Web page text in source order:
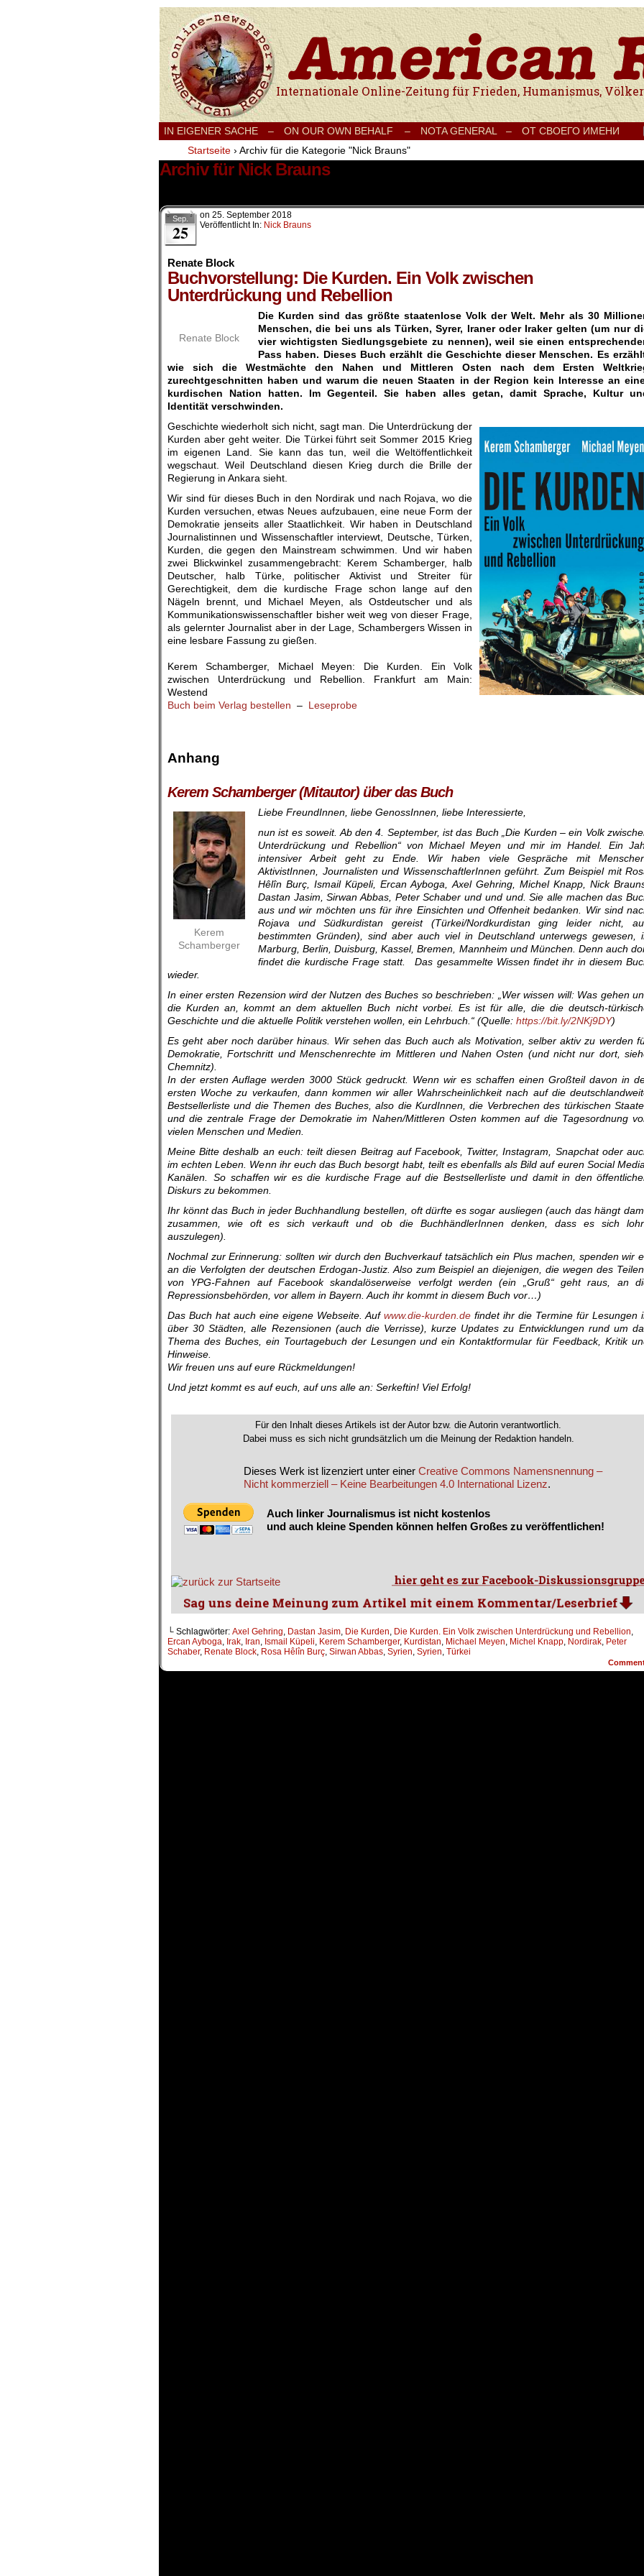
Internationale Onlinezeitung für Frieden, Humanismus, Völkerverständigung und
IN EIGENER SACHE – ON OUR OWN BEHALF – NOTA GENERAL –
ОТ СВОЕГО ИМЕНИ
Startseite › Archiv für die Kategorie "Nick Brauns"
Archiv für Nick Brauns
Sep.
25
on 25. September 2018
Veröffentlicht In: Nick Brauns
Renate Block
Buchvorstellung: Die Kurden. Ein Volk zwischen
Unterdrückung und Rebellion
Renate Block
Die Kurden sind das größte staatenlose Volk der Welt. Mehr als 30
Menschen, die bei uns als Türken, Syrer, Iraner oder Iraker gelten (um nur
vier wichtigsten Siedlungsgebiete zu nennen), weil sie einen
Pass haben. Dieses Buch erzählt die Geschichte dieser Menschen. Es
wie sich die Westmächte den Nahen und Mittleren Osten nach dem Ersten
zurechtgeschnitten haben und warum die neuen Staaten in der Region kein Interesse an
kurdischen Nation hatten. Im Gegenteil. Sie haben alles getan, damit Sprache, Kultur
Identität verschwinden.
Geschichte wiederholt sich nicht, sagt man. Die Unterdrückung der
Kurden aber geht weiter. Die Türkei führt seit Sommer 2015 Krieg
im eigenen Land. Sie kann das tun, weil die Weltöffentlichkeit
wegschaut. Weil Deutschland diesen Krieg durch die Brille der
Regierung in Ankara sieht.
Wir sind für dieses Buch in den Nordirak und nach Rojava, wo die
Kurden versuchen, etwas Neues aufzubauen, eine neue Form der
Demokratie jenseits aller Staatlichkeit. Wir haben in Deutschland
Journalistinnen und Wissenschaftler interviewt, Deutsche, Türken,
Kurden, die gegen den Mainstream schwimmen. Und wir haben
zwei Blickwinkel zusammengebracht: Kerem Schamberger, halb
Deutscher, halb Türke, politischer Aktivist und Streiter für
Gerechtigkeit, dem die kurdische Frage schon lange auf den
Nägeln brennt, und Michael Meyen, als Ostdeutscher und als
Kommunikationswissenschaftler bisher weit weg von dieser Frage,
als gelernter Journalist aber in der Lage, Schambergers Wissen in
eine lesbare Fassung zu gießen.
Kerem Schamberger, Michael Meyen: Die Kurden. Ein Volk
zwischen Unterdrückung und Rebellion. Frankfurt am Main:
Westend
Buch beim Verlag bestellen – Leseprobe
Anhang
Kerem Schamberger (Mitautor) über das Buch
Kerem
Schamberger
Liebe FreundInnen, liebe GenossInnen, liebe Interessierte,
nun ist es soweit. Ab den 4. September, ist das Buch „Die Kurden – ein Volk
Unterdrückung und Rebellion“ von Michael Meyen und mir im Handel. Ein
intensiver Arbeit geht zu Ende. Wir haben viele Gespräche mit
AktivistInnen, Journalisten und WissenschaftlerInnen geführt. Zum Beispiel mit
Hêlîn Burç, Ismail Küpeli, Ercan Ayboga, Axel Gehring, Michel Knapp, Nick
Dastan Jasim, Sirwan Abbas, Peter Schaber und und und. Sie alle machen das
aus und wir möchten uns für ihre Einsichten und Offenheit bedanken. Wir sind
Rojava und Südkurdistan gereist (Türkei/Nordkurdistan ging leider nicht,
bestimmten Gründen), sind aber auch viel in Deutschland unterwegs gewesen,
Marburg, Berlin, Duisburg, Kassel, Bremen, Mannheim und München. Denn auch
findet die kurdische Frage statt. Das gesammelte Wissen findet ihr in diesem
wieder.
In einer ersten Rezension wird der Nutzen des Buches so beschrieben: „Wer wissen will: Was gehen
die Kurden an, kommt an dem aktuellen Buch nicht vorbei. Es ist für alle, die die deutsch-
Geschichte und die aktuelle Politik verstehen wollen, ein Lehrbuch.“ (Quelle: https://bit.ly/2NKj9DY)
Es geht aber noch darüber hinaus. Wir sehen das Buch auch als Motivation, selber aktiv zu werden
Demokratie, Fortschritt und Menschenrechte im Mittleren und Nahen Osten (und nicht nur dort,
Chemnitz).
In der ersten Auflage werden 3000 Stück gedruckt. Wenn wir es schaffen einen Großteil davon in
ersten Woche zu verkaufen, dann kommen wir aller Wahrscheinlichkeit nach auf die
Bestsellerliste und die Themen des Buches, also die KurdInnen, die Verbrechen des türkischen
und die zentrale Frage der Demokratie im Nahen/Mittleren Osten kommen auf die Tagesordnung
vielen Menschen und Medien.
Meine Bitte deshalb an euch: teilt diesen Beitrag auf Facebook, Twitter, Instagram, Snapchat oder
im echten Leben. Wenn ihr euch das Buch besorgt habt, teilt es ebenfalls als Bild auf euren Social
Kanälen. So schaffen wir es die kurdische Frage auf die Bestsellerliste und damit in den
Diskurs zu bekommen.
Ihr könnt das Buch in jeder Buchhandlung bestellen, oft dürfte es sogar ausliegen (auch das hängt
zusammen, wie oft es sich verkauft und ob die BuchhändlerInnen denken, dass es sich
auszulegen).
Nochmal zur Erinnerung: sollten wir durch den Buchverkauf tatsächlich ein Plus machen, spenden wir
an die Verfolgten der deutschen Erdogan-Justiz. Also zum Beispiel an diejenigen, die wegen des
von YPG-Fahnen auf Facebook skandalöserweise verfolgt werden (ein „Gruß“ geht raus, an
Repressionsbehörden, vor allem in Bayern. Auch ihr kommt in diesem Buch vor…)
Das Buch hat auch eine eigene Webseite. Auf www.die-kurden.de findet ihr die Termine für Lesungen
über 30 Städten, alle Rezensionen (auch die Verrisse), kurze Updates zu Entwicklungen rund um
Thema des Buches, ein Tourtagebuch der Lesungen und ein Kontaktformular für Feedback, Kritik
Hinweise.
Wir freuen uns auf eure Rückmeldungen!
Und jetzt kommt es auf euch, auf uns alle an: Serkeftin! Viel Erfolg!
Für den Inhalt dieses Artikels ist der Autor bzw. die Autorin verantwortlich.
Dabei muss es sich nicht grundsätzlich um die Meinung der Redaktion handeln.
Dieses Werk ist lizenziert unter einer Creative Commons Namensnennung –
Nicht kommerziell – Keine Bearbeitungen 4.0 International Lizenz.
Auch linker Journalismus ist nicht kostenlos
und auch kleine Spenden können helfen Großes zu veröffentlichen!
└ Schlagwörter: Axel Gehring, Dastan Jasim, Die Kurden, Die Kurden. Ein Volk zwischen Unterdrückung und Rebellion,
Ercan Ayboga, Irak, Iran, Ismail Küpeli, Kerem Schamberger, Kurdistan, Michael Meyen, Michel Knapp, Nordirak, Peter
Schaber, Renate Block, Rosa Hêlîn Burç, Sirwan Abbas, Syrien, Syrien, Türkei